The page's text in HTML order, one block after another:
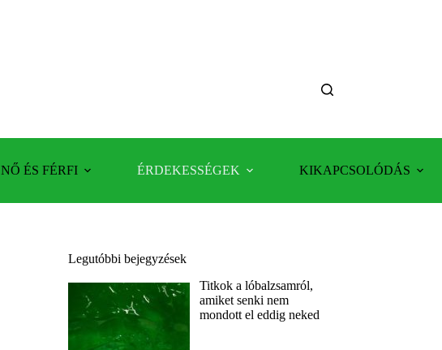
NŐ ÉS FÉRFI ÉRDEKESSÉGEK KIKAPCSOLÓDÁS
Legutóbbi bejegyzések
Titkok a lóbalzsamról,
amiket senki nem
mondott el eddig neked